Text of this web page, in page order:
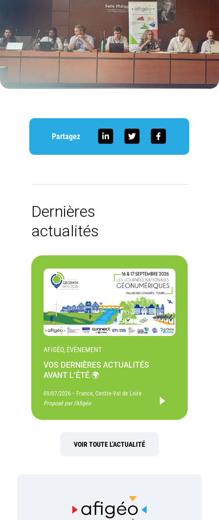
Partagez
Dernières
actualités
AFIGÉO, ÉVÈNEMENT
VOS DERNIÈRES ACTUALITÉS
AVANT L’ÉTÉ 🌍
09/07/2026 - France, Centre-Val de Loire
Proposé par l'Afigéo
VOIR TOUTE L’ACTUALITÉ